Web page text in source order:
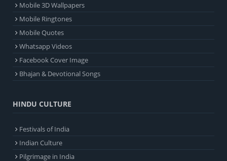
Mobile 3D Wallpapers
Mobile Ringtones
Mobile Quotes
Whatsapp Videos
Facebook Cover Image
Bhajan & Devotional Songs
HINDU CULTURE
Festivals of India
Indian Culture
Pilgrimage in India